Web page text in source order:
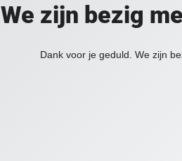
We zijn bezig
Dank voor je geduld. We zijn